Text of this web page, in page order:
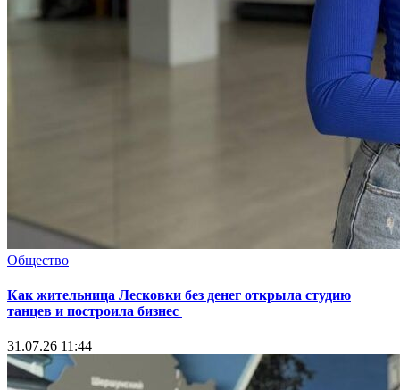
Общество
Как жительница Лесковки без денег открыла студию
танцев и построила бизнес
31.07.26 11:44